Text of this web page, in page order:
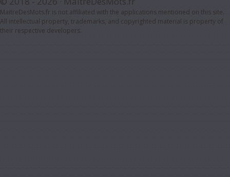
MaitreDesMots.fr is not affiliated with the applications mentioned on this site.
All intellectual property, trademarks, and copyrighted material is property of
their respective developers.